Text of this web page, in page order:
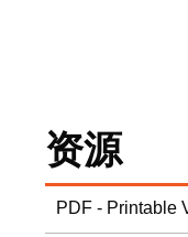
资源
PDF - Printable